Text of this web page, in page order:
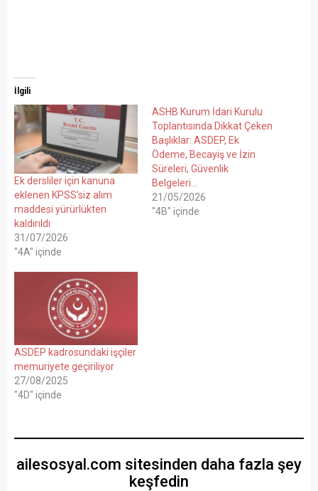
İlgili
Ek dersliler için kanuna
eklenen KPSS’siz alım
maddesi yürürlükten
kaldırıldı
31/07/2026
"4A" içinde
ASHB Kurum İdari Kurulu
Toplantısında Dikkat Çeken
Başlıklar: ASDEP, Ek
Ödeme, Becayiş ve İzin
Süreleri, Güvenlik
Belgeleri…
21/05/2026
"4B" içinde
ASDEP kadrosundaki işçiler
memuriyete geçiriliyor
27/08/2025
"4D" içinde
ailesosyal.com sitesinden daha fazla şey
keşfedin